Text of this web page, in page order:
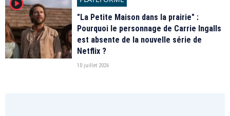
"La Petite Maison dans la prairie" :
Pourquoi le personnage de Carrie Ingalls
est absente de la nouvelle série de
Netflix ?
10 juillet 2026